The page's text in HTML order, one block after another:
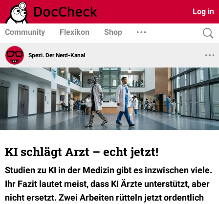
Log in
Community Flexikon Shop
Spezi. Der Nerd-Kanal
KI schlägt Arzt – echt jetzt!
Studien zu KI in der Medizin gibt es inzwischen viele.
Ihr Fazit lautet meist, dass KI Ärzte unterstützt, aber
nicht ersetzt. Zwei Arbeiten rütteln jetzt ordentlich